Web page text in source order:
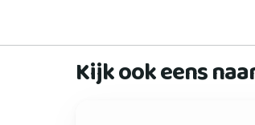
Kijk ook eens